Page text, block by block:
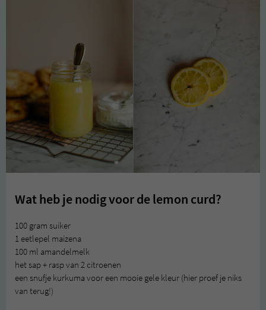
Wat heb je nodig voor de lemon curd?
100 gram suiker
1 eetlepel maizena
100 ml amandelmelk
het sap + rasp van 2 citroenen
een snufje kurkuma voor een mooie gele kleur (hier proef je niks
van terug!)